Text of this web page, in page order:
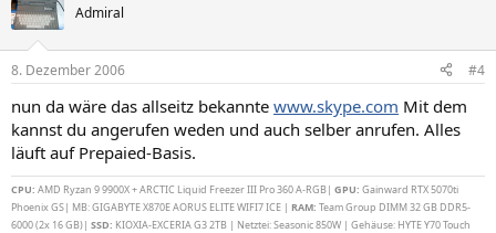
Admiral
8. Dezember 2006 #4
nun da wäre das allseitz bekannte www.skype.com Mit dem
kannst du angerufen weden und auch selber anrufen. Alles
läuft auf Prepaied-Basis.
CPU: AMD Ryzan 9 9900X + ARCTIC Liquid Freezer III Pro 360 A-RGB| GPU: Gainward RTX 5070ti
Phoenix GS| MB: GIGABYTE X870E AORUS ELITE WIFI7 ICE | RAM: Team Group DIMM 32 GB DDR5-
6000 (2x 16 GB)| SSD: KIOXIA-EXCERIA G3 2TB | Netztei: Seasonic 850W | Gehäuse: HYTE Y70 Touch